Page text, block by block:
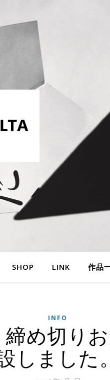
SHOP LINK 作品
INFO
締め切り
しました。